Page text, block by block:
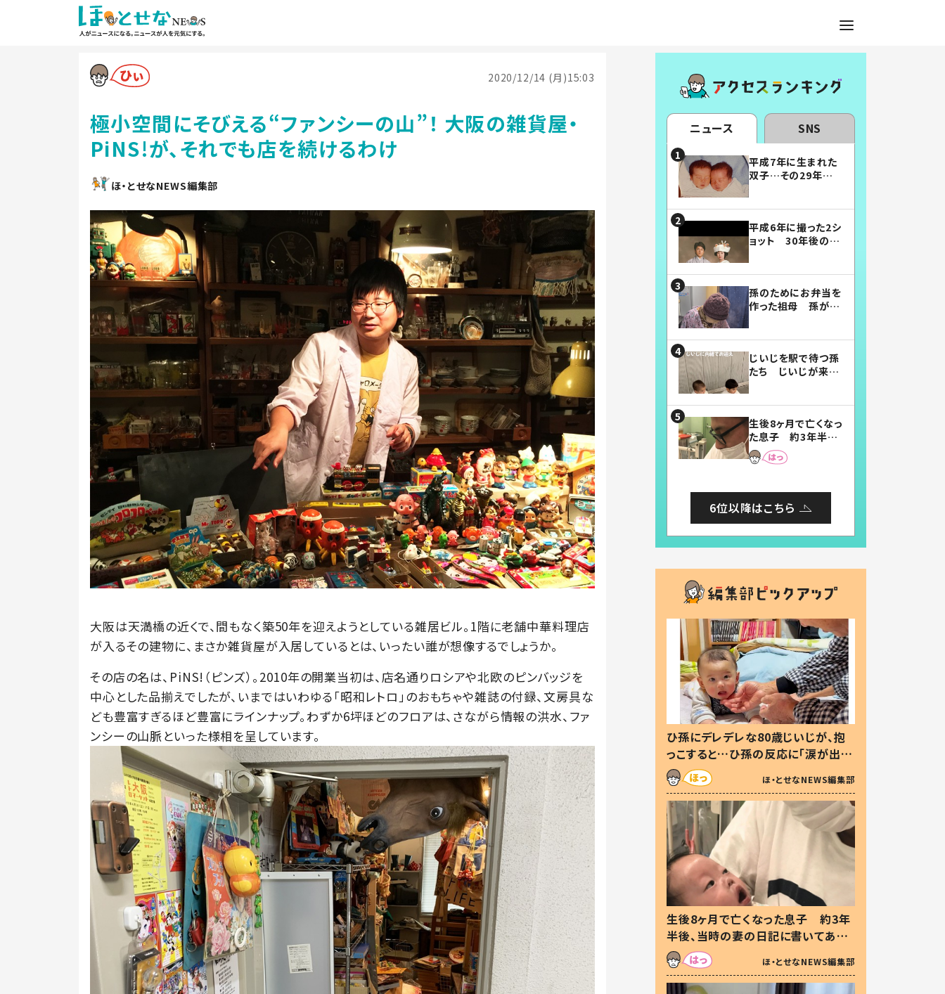
2020/12/14 (月)15:03
極小空間にそびえる“ファンシーの山”！ 大阪の雑貨屋・
PiNS!が、それでも店を続けるわけ
ほ・とせなNEWS編集部
大阪は天満橋の近くで、間もなく築50年を迎えようとしている雑居ビル。1階に老舗中華料理店
が入るその建物に、まさか雑貨屋が入居しているとは、いったい誰が想像するでしょうか。
その店の名は、PiNS!（ピンズ）。2010年の開業当初は、店名通りロシアや北欧のピンバッジを
中心とした品揃えでしたが、いまではいわゆる「昭和レトロ」のおもちゃや雑誌の付録、文房具な
ども豊富すぎるほど豊富にラインナップ。わずか6坪ほどのフロアは、さながら情報の洪水、ファ
ンシーの山脈といった様相を呈しています。
ニュース SNS
平成7年に生まれた
双子…その29年後
平成6年に撮った2シ
ョット 30年後の姿
孫のためにお弁当を
作った祖母 孫が絶
じいじを駅で待つ孫
たち じいじが来た
まらない」「幸せにな
れる」
生後8ヶ月で亡くなっ
た息子 約3年半
後、当時の妻の日記
に書いてあった本音
6位以降はこちら
ひ孫にデレデレな80歳じいじが、抱
っこすると…ひ孫の反応に「涙が出ま
した」「可愛くて仕方ない」
ほ・とせなNEWS編集部
生後8ヶ月で亡くなった息子 約3年
半後、当時の妻の日記に書いてあっ
た本音とは
ほ・とせなNEWS編集部